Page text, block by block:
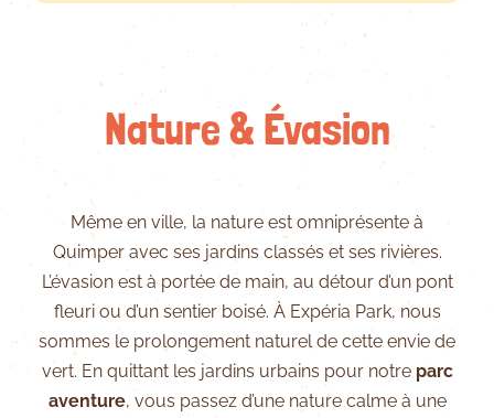
Nature & Évasion
Même en ville, la nature est omniprésente à
Quimper avec ses jardins classés et ses rivières.
L’évasion est à portée de main, au détour d’un pont
fleuri ou d’un sentier boisé. À Expéria Park, nous
sommes le prolongement naturel de cette envie de
vert. En quittant les jardins urbains pour notre parc
aventure, vous passez d’une nature calme à une